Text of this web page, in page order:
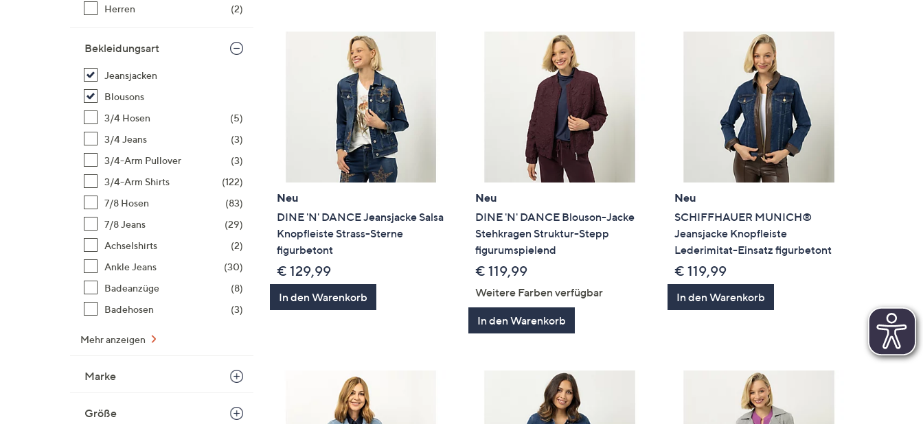
anzuzeigen.
Herren
(2)
Bekleidungsart
Jeansjacken
Blousons
3/4 Hosen
(5)
3/4 Jeans
(3)
3/4-Arm Pullover
(3)
3/4-Arm Shirts
(122)
7/8 Hosen
(83)
7/8 Jeans
(29)
Achselshirts
(2)
Ankle Jeans
(30)
Badeanzüge
(8)
Badehosen
(3)
Mehr anzeigen
Marke
Größe
Neu
DINE 'N' DANCE Jeansjacke Salsa
Knopfleiste Strass-Sterne
figurbetont
€ 129,99
In den Warenkorb
Neu
DINE 'N' DANCE Blouson-Jacke
Stehkragen Struktur-Stepp
figurumspielend
€ 119,99
Weitere Farben verfügbar
In den Warenkorb
Neu
SCHIFFHAUER MUNICH®
Jeansjacke Knopfleiste
Lederimitat-Einsatz figurbetont
€ 119,99
In den Warenkorb